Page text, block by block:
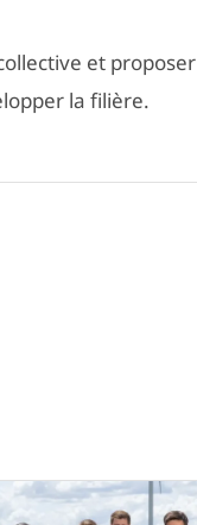
et proposer
la filière.